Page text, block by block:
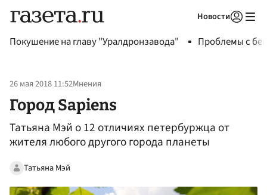
Новости
Покушение на главу "Уралдронзавода" Проблемы с
26 мая 2018 11:52Мнения
Город Sapiens
Татьяна Мэй о 12 отличиях петербуржца от
жителя любого другого города планеты
Татьяна Мэй